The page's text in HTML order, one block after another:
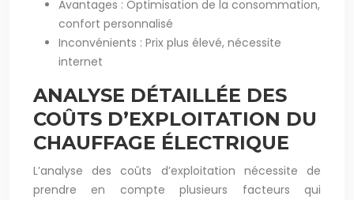
Avantages : Optimisation de la consommation,
confort personnalisé
Inconvénients : Prix plus élevé, nécessite
internet
ANALYSE DÉTAILLÉE DES
COÛTS D’EXPLOITATION DU
CHAUFFAGE ÉLECTRIQUE
L’analyse des coûts d’exploitation nécessite de
prendre en compte plusieurs facteurs qui